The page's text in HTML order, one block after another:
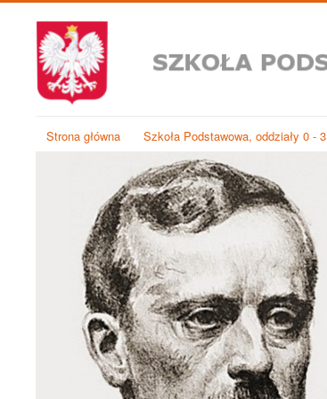
Strona główna Szkoła Podstawowa, oddziały 0 - 3